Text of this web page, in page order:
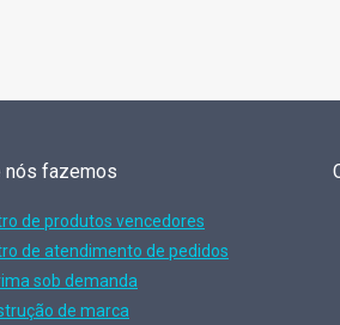
nós fazemos
de produtos vencedores
de atendimento de pedidos
sob demanda
de marca